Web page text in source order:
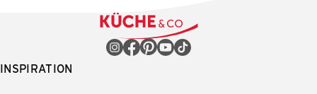
INSPIRATION